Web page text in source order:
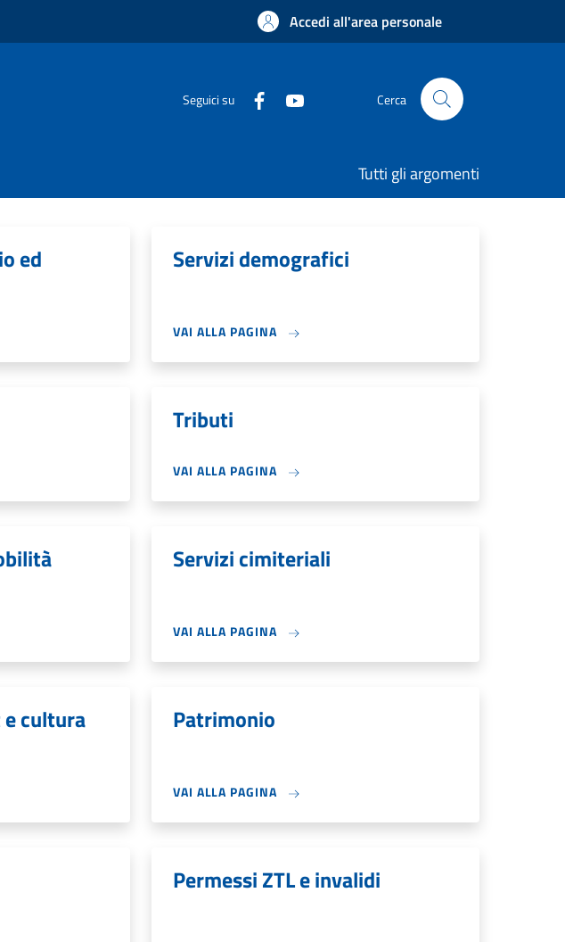
Accedi all'area personale
Seguici su Cerca
Tutti gli argomenti
ed Servizi demografici
VAI ALLA PAGINA
Tributi
VAI ALLA PAGINA
Servizi cimiteriali
VAI ALLA PAGINA
cultura Patrimonio
VAI ALLA PAGINA
Permessi ZTL e invalidi